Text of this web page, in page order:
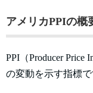
アメリカPPIの概
PPI（Producer
の変動を示す指標で